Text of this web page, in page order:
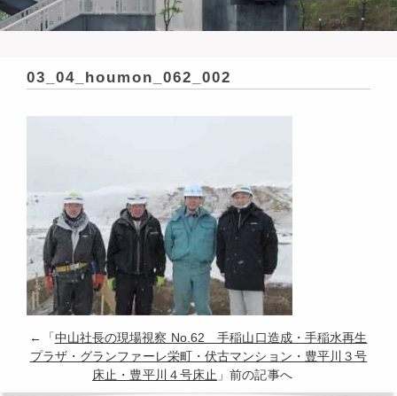
03_04_houmon_062_002
←「 中山社長の現場視察 No.62 手稲山口造成・手稲水再生
プラザ・グランファーレ栄町・伏古マンション・豊平川３号
床止・豊平川４号床止 」前の記事へ